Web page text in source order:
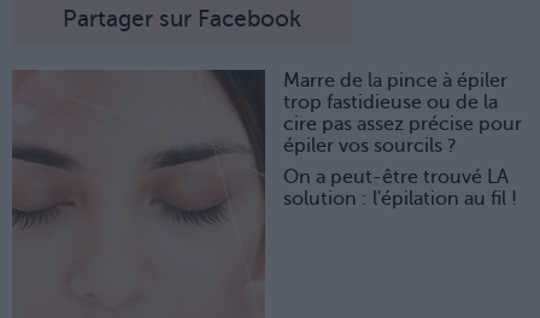
Partager sur Facebook
Marre de la pince à épiler
trop fastidieuse ou de la
cire pas assez précise pour
épiler vos sourcils ?
On a peut-être trouvé LA
solution : l'épilation au fil !